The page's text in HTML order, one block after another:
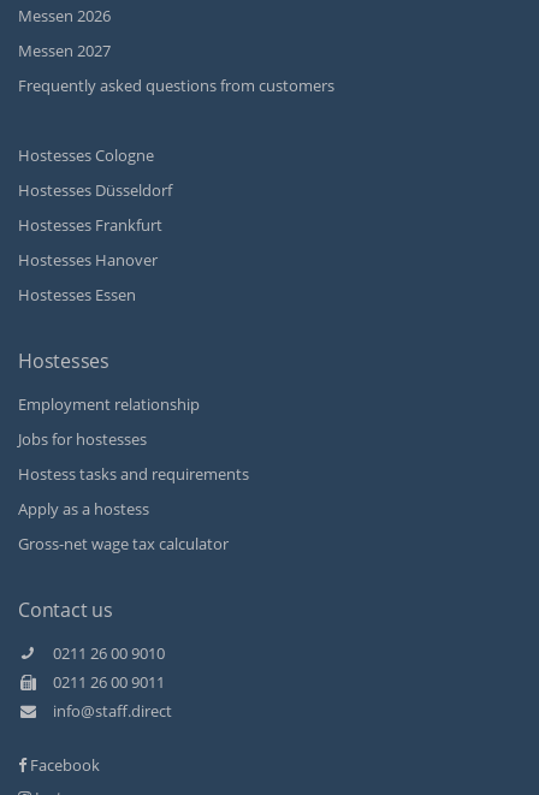
Messen 2026
Messen 2027
Frequently asked questions from customers
Hostesses Cologne
Hostesses Düsseldorf
Hostesses Frankfurt
Hostesses Hanover
Hostesses Essen
Hostesses
Employment relationship
Jobs for hostesses
Hostess tasks and requirements
Apply as a hostess
Gross-net wage tax calculator
Contact us
0211 26 00 9010
0211 26 00 9011
info@staff.direct
Facebook